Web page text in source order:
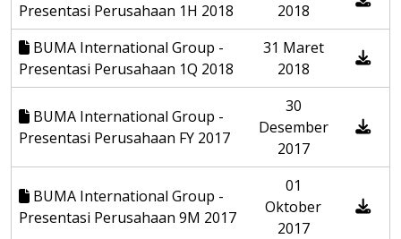
Presentasi Perusahaan 1H 2018
2018
BUMA International Group -
Presentasi Perusahaan 1Q 2018
31 Maret
2018
BUMA International Group -
Presentasi Perusahaan FY 2017
30
Desember
2017
BUMA International Group -
Presentasi Perusahaan 9M 2017
01
Oktober
2017